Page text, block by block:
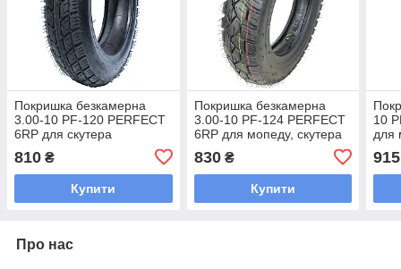
Покришка безкамерна
3.00-10 PF-120 PERFECT
6RP для скутера
810 ₴
Купити
Покришка безкамерна
3.00-10 PF-124 PERFECT
6RP для мопеду, скутера
830₴
Купити
10
для
915
Про нас